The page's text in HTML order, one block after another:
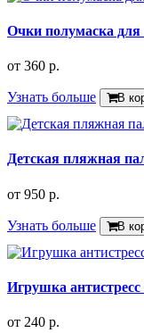
Очки полумаска
от 360 р.
Узнать больше В
Детская пляжная
от 950 р.
Узнать больше В
Игрушка
от 240 р.